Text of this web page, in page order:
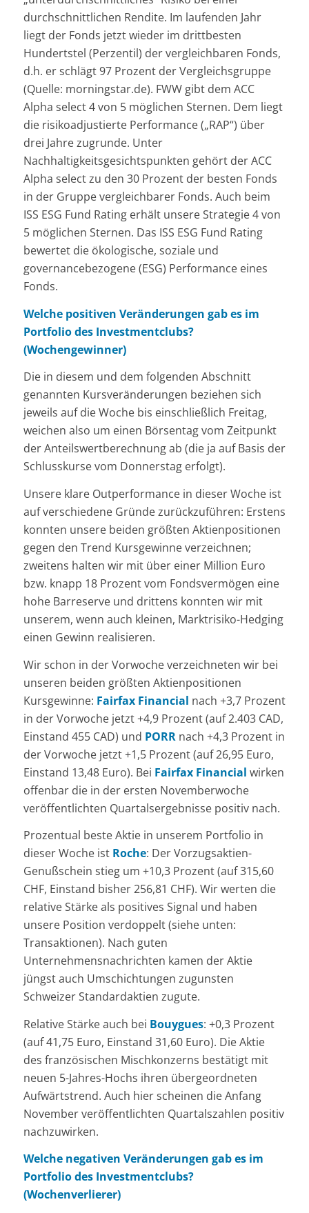
durchschnittlichen Rendite. Im laufenden Jahr
liegt der Fonds jetzt wieder im drittbesten
Hundertstel (Perzentil) der vergleichbaren Fonds,
d.h. er schlägt 97 Prozent der Vergleichsgruppe
(Quelle: morningstar.de). FWW gibt dem ACC
Alpha select 4 von 5 möglichen Sternen. Dem liegt
die risikoadjustierte Performance („RAP“) über
drei Jahre zugrunde. Unter
Nachhaltigkeitsgesichtspunkten gehört der ACC
Alpha select zu den 30 Prozent der besten Fonds
in der Gruppe vergleichbarer Fonds. Auch beim
ISS ESG Fund Rating erhält unsere Strategie 4 von
5 möglichen Sternen. Das ISS ESG Fund Rating
bewertet die ökologische, soziale und
governancebezogene (ESG) Performance eines
Fonds.
Welche positiven Veränderungen gab es im
Portfolio des Investmentclubs?
(Wochengewinner)
Die in diesem und dem folgenden Abschnitt
genannten Kursveränderungen beziehen sich
jeweils auf die Woche bis einschließlich Freitag,
weichen also um einen Börsentag vom Zeitpunkt
der Anteilswertberechnung ab (die ja auf Basis der
Schlusskurse vom Donnerstag erfolgt).
Unsere klare Outperformance in dieser Woche ist
auf verschiedene Gründe zurückzuführen: Erstens
konnten unsere beiden größten Aktienpositionen
gegen den Trend Kursgewinne verzeichnen;
zweitens halten wir mit über einer Million Euro
bzw. knapp 18 Prozent vom Fondsvermögen eine
hohe Barreserve und drittens konnten wir mit
unserem, wenn auch kleinen, Marktrisiko-Hedging
einen Gewinn realisieren.
Wir schon in der Vorwoche verzeichneten wir bei
unseren beiden größten Aktienpositionen
Kursgewinne: Fairfax Financial nach +3,7 Prozent
in der Vorwoche jetzt +4,9 Prozent (auf 2.403 CAD,
Einstand 455 CAD) und PORRnach +4,3 Prozent in
der Vorwoche jetzt +1,5 Prozent (auf 26,95 Euro,
Einstand 13,48 Euro). Bei Fairfax Financial wirken
offenbar die in der ersten Novemberwoche
veröffentlichten Quartalsergebnisse positiv nach.
Prozentual beste Aktie in unserem Portfolio in
dieser Woche ist Roche: Der Vorzugsaktien-
Genußschein stieg um +10,3 Prozent (auf 315,60
CHF, Einstand bisher 256,81 CHF). Wir werten die
relative Stärke als positives Signal und haben
unsere Position verdoppelt (siehe unten:
Transaktionen). Nach guten
Unternehmensnachrichten kamen der Aktie
jüngst auch Umschichtungen zugunsten
Schweizer Standardaktien zugute.
Relative Stärke auch bei Bouygues: +0,3 Prozent
(auf 41,75 Euro, Einstand 31,60 Euro). Die Aktie
des französischen Mischkonzerns bestätigt mit
neuen 5-Jahres-Hochs ihren übergeordneten
Aufwärtstrend. Auch hier scheinen die Anfang
November veröffentlichten Quartalszahlen positiv
nachzuwirken.
Welche negativen Veränderungen gab es im
Portfolio des Investmentclubs?
(Wochenverlierer)